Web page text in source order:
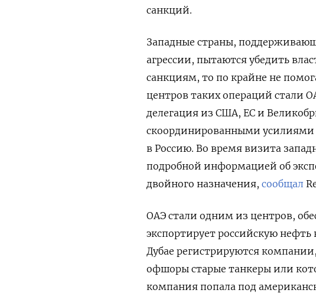
санкций.
Западные страны,
агрессии, пытаются убедить
санкциям, то по крайне не
центров таких операций стали
делегация из США, ЕС и
скоординированными усилиями
в Россию. Во время визита
подробной информацией об
двойного назначения, сообщал
ОАЭ стали одним из центров,
экспортирует российскую нефть
Дубае регистрируются
офшоры старые танкеры или
компания попала под